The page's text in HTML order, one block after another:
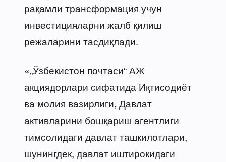
рақамли трансформация учун
инвестицияларни жалб қилиш
режаларини тасдиқлади.
«„Ўзбекистон почтаси“ АЖ
акциядорлари сифатида Иқтисодиёт
ва молия вазирлиги, Давлат
активларини бошқариш агентлиги
тимсолидаги давлат ташкилотлари,
шунингдек, давлат иштирокидаги